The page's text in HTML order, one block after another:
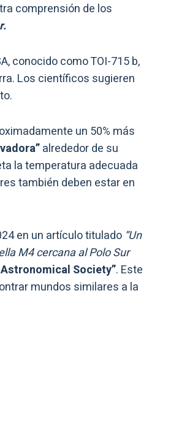
comprensión de los
conocido como TOI-715 b,
Los científicos sugieren
un 50% más
alrededor de su
la temperatura adecuada
también deben estar en
en un artículo titulado “Un
M4 cercana al Polo Sur
Society”. Este
mundos similares a la